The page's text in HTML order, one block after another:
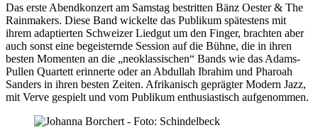
Das erste Abendkonzert am Samstag bestritten Bänz Oester & The
Rainmakers. Diese Band wickelte das Publikum spätestens mit
ihrem adaptierten Schweizer Liedgut um den Finger, brachten aber
auch sonst eine begeisternde Session auf die Bühne, die in ihren
besten Momenten an die „neoklassischen“ Bands wie das Adams-
Pullen Quartett erinnerte oder an Abdullah Ibrahim und Pharoah
Sanders in ihren besten Zeiten. Afrikanisch geprägter Modern Jazz,
mit Verve gespielt und vom Publikum enthusiastisch aufgenommen.